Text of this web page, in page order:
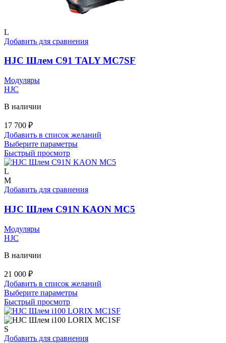
L
Добавить для сравнения
HJC Шлем C91 TALY MC7SF
Модуляры
HJC
В наличии
17 700 ₽
Добавить в список желаний
Выберите параметрыЭтот
имеет
Опции
выбрать
на
Быстрый просмотр
L
M
Добавить для сравнения
HJC Шлем C91N KAON MC5
Модуляры
HJC
В наличии
21 000 ₽
Добавить в список желаний
Выберите параметрыЭтот
имеет
несколько
Опции
Быстрый просмотр
S
Добавить для сравнения